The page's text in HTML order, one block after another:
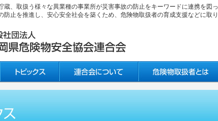
蔵、取扱う様々な異業種の事業所が災害事故の防止をキーワードに連携を図っ
防止を推進し、安心安全社会を築くため、危険物取扱者の育成支援などに取り